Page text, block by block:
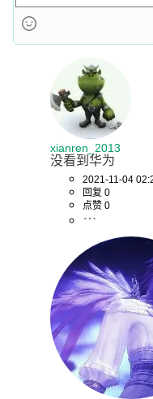
xianren_2013
没看到华为
2021-11-04
回复 0
点赞 0